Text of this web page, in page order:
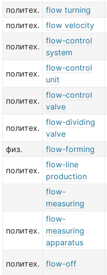
политех.
flow turning
политех.
flow velocity
политех.
flow-control
system
политех.
flow-control
unit
политех.
flow-control
valve
политех.
flow-dividing
valve
физ. flow-forming
политех.
flow-line
production
flow-
measuring
политех.
flow-
measuring
apparatus
политех. flow-off